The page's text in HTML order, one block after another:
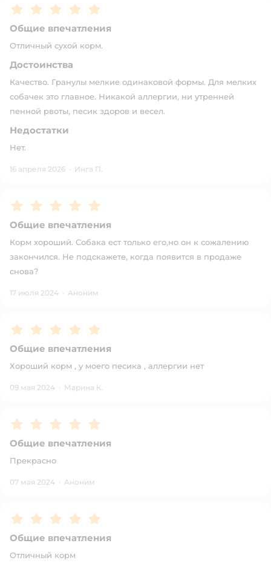
Рейтинг:5
Общие впечатления
Отличный сухой корм.
Достоинства
Качество. Гранулы мелкие одинаковой формы. Для мелких
собачек это главное. Никакой аллергии, ни утренней
пенной рвоты, песик здоров и весел.
Недостатки
Нет.
16 апреля 2026 · Инга П.
Рейтинг:5
Общие впечатления
Корм хороший. Собака ест только его,но он к сожалению
закончился. Не подскажете, когда появится в продаже
снова?
17 июля 2024 · Аноним
Рейтинг:5
Общие впечатления
Хороший корм , у моего песика , аллергии нет
09 мая 2024 · Марина К.
Рейтинг:5
Общие впечатления
Прекрасно
07 мая 2024 · Аноним
Рейтинг:5
Общие впечатления
Отличный корм